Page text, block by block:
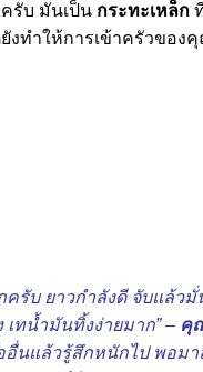
รับ มันเป็น กระทะเหล็ก
งทำให้การเข้าครัวของ
รับ ยาวกำลังดี จับแล้วมั่
เทน้ำมันทิ้งง่ายมาก” – คุ
อื่นแล้วรู้สึกหนักไป พอมา